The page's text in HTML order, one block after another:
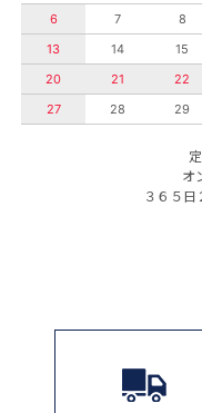
6
7 8
13
14 15
20
21 22
27
28 29
オ
３６５日